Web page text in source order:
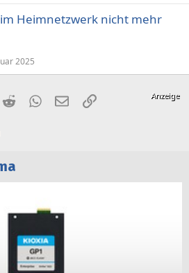
im Heimnetzwerk nicht mehr
2025
RedditWhatsApp
E-MailLink